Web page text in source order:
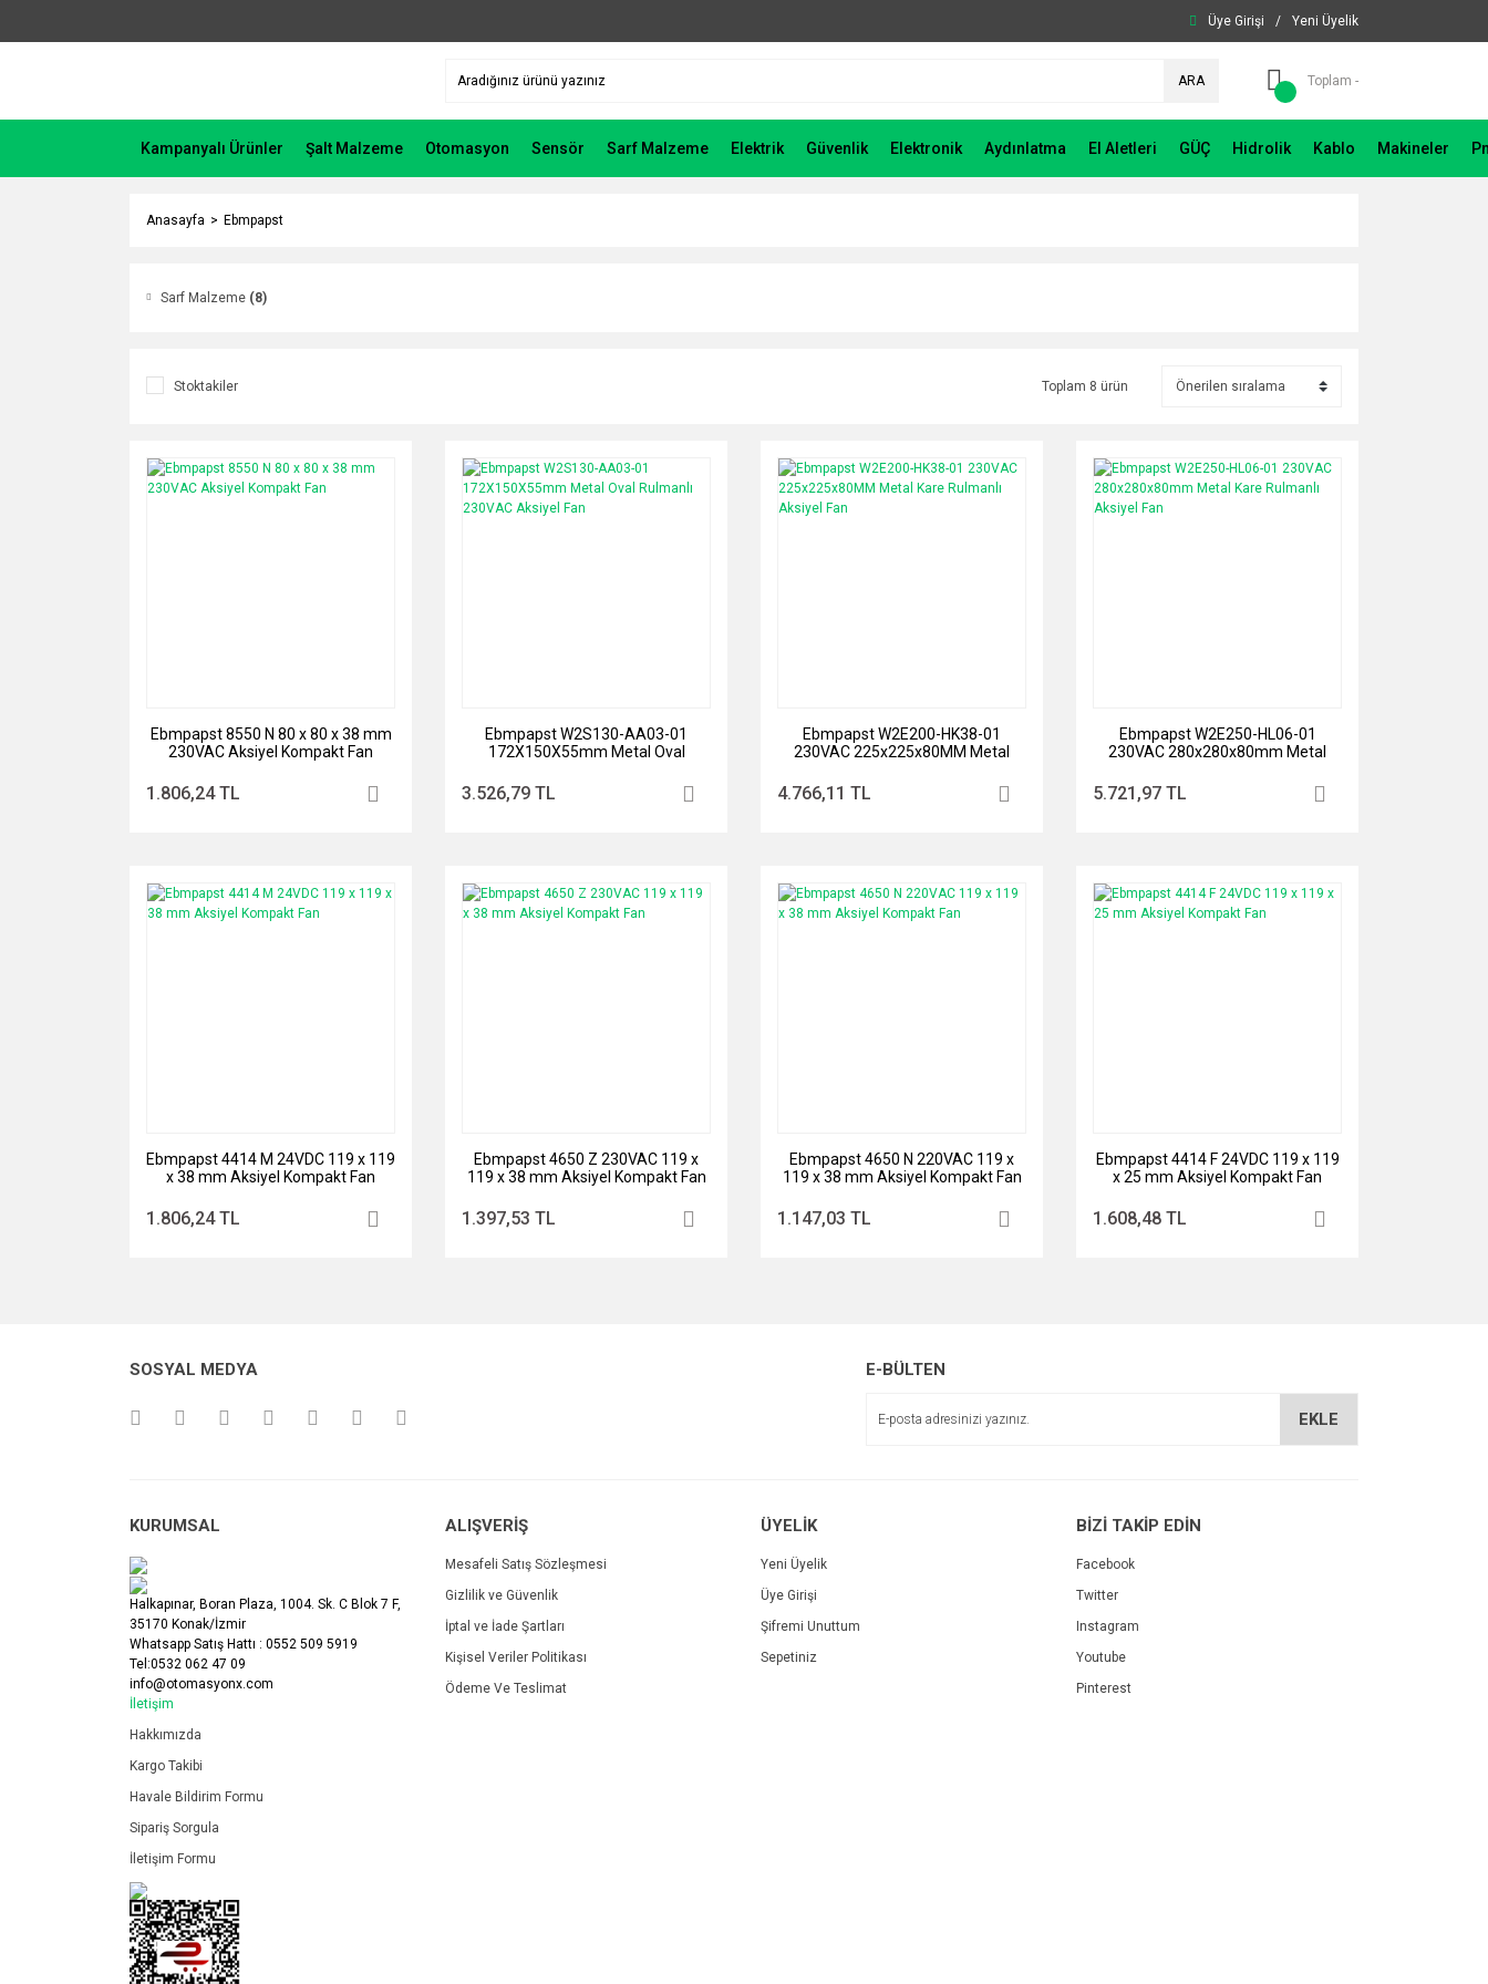
Üye Girişi / Yeni Üyelik
ARA Toplam -
Kampanyalı Ürünler Şalt Malzeme Otomasyon Sensör Sarf Malzeme Elektrik Güvenlik Elektronik Aydınlatma El Aletleri GÜÇ Hidrolik Kablo Makineler
Anasayfa Ebmpapst
Sarf Malzeme (8)
Stoktakiler Toplam 8 ürün
Ebmpapst 8550 N 80 x 80 x 38 mm
230VAC Aksiyel Kompakt Fan
1.806,24 TL
Ebmpapst W2S130-AA03-01
172X150X55mm Metal Oval
3.526,79 TL
Ebmpapst W2E200-HK38-01
230VAC 225x225x80MM Metal
4.766,11 TL
Ebmpapst W2E250-HL06-01
230VAC 280x280x80mm Metal
5.721,97 TL
Ebmpapst 4414 M 24VDC 119 x 119
x 38 mm Aksiyel Kompakt Fan
1.806,24 TL
Ebmpapst 4650 Z 230VAC 119 x
119 x 38 mm Aksiyel Kompakt Fan
1.397,53 TL
Ebmpapst 4650 N 220VAC 119 x
119 x 38 mm Aksiyel Kompakt Fan
1.147,03 TL
Ebmpapst 4414 F 24VDC 119 x 119
x 25 mm Aksiyel Kompakt Fan
1.608,48 TL
SOSYAL MEDYA E-BÜLTEN
EKLE
KURUMSAL
Halkapınar, Boran Plaza, 1004. Sk. C Blok 7 F,
35170 Konak/İzmir
Whatsapp Satış Hattı : 0552 509 5919
Tel:0532 062 47 09
info@otomasyonx.com
İletişim
Hakkımızda
Kargo Takibi
Havale Bildirim Formu
Sipariş Sorgula
İletişim Formu
ALIŞVERİŞ
Mesafeli Satış Sözleşmesi
Gizlilik ve Güvenlik
İptal ve İade Şartları
Kişisel Veriler Politikası
Ödeme Ve Teslimat
ÜYELİK
Yeni Üyelik
Üye Girişi
Şifremi Unuttum
Sepetiniz
BİZİ TAKİP EDİN
Facebook
Twitter
Instagram
Youtube
Pinterest